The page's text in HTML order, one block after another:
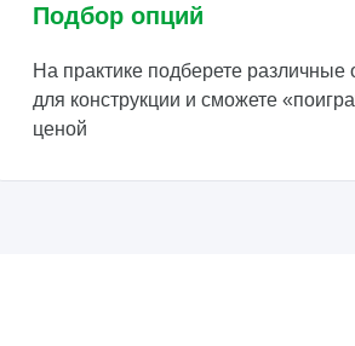
Подбор опций
На практике подберете различные
для конструкции и сможете
ценой